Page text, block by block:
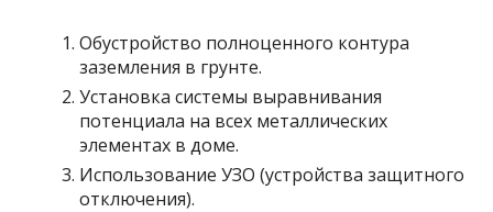
Обустройство полноценного контура
заземления в грунте.
Установка системы выравнивания
потенциала на всех металлических
элементах в доме.
Использование УЗО (устройства защитного
отключения).